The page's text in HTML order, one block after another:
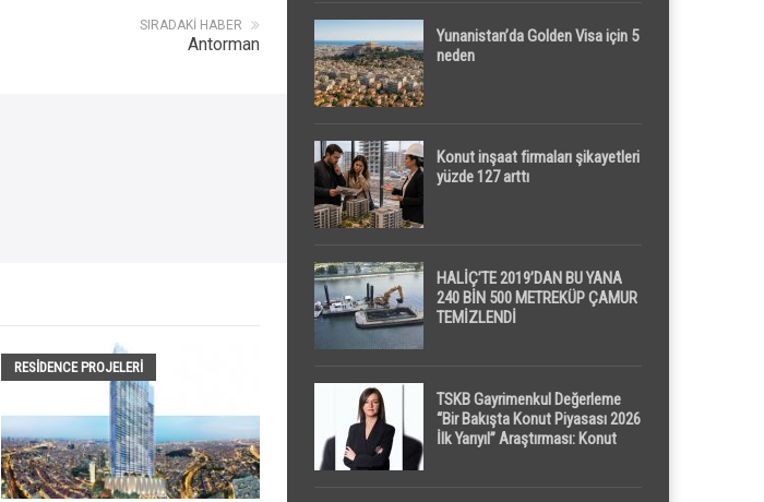
SIRADAKI HABER
Antorman
RESIDENCE PROJELERI
Yunanistan’da Golden Visa için 5
neden
Konut inşaat firmaları şikayetleri
yüzde 127 arttı
HALİÇ’TE 2019’DAN BU YANA
240 BİN 500 METREKÜP ÇAMUR
TEMİZLENDİ
TSKB Gayrimenkul Değerleme
“Bir Bakışta Konut Piyasası 2026
İlk Yarıyıl” Araştırması: Konut